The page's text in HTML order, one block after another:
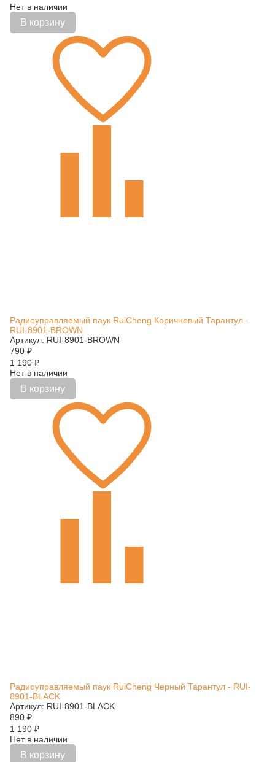
Нет в наличии
В корзину
Радиоуправляемый паук RuiCheng Коричневый Тарантул -
RUI-8901-BROWN
Артикул: RUI-8901-BROWN
790 ₽
1 190 ₽
Нет в наличии
В корзину
Радиоуправляемый паук RuiCheng Черный Тарантул - RUI-
8901-BLACK
Артикул: RUI-8901-BLACK
890 ₽
1 190 ₽
Нет в наличии
В корзину